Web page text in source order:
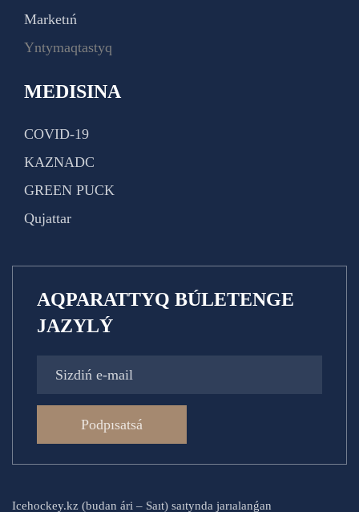
Marketıń
Yntymaqtastyq
MEDISINA
COVID-19
KAZNADC
GREEN PUCK
Qujattar
AQPARATTYQ BÚLETENGE
JAZYLÝ
Podpısatsá
Icehockey.kz (budan ári – Saıt) saıtynda jarıalanǵan